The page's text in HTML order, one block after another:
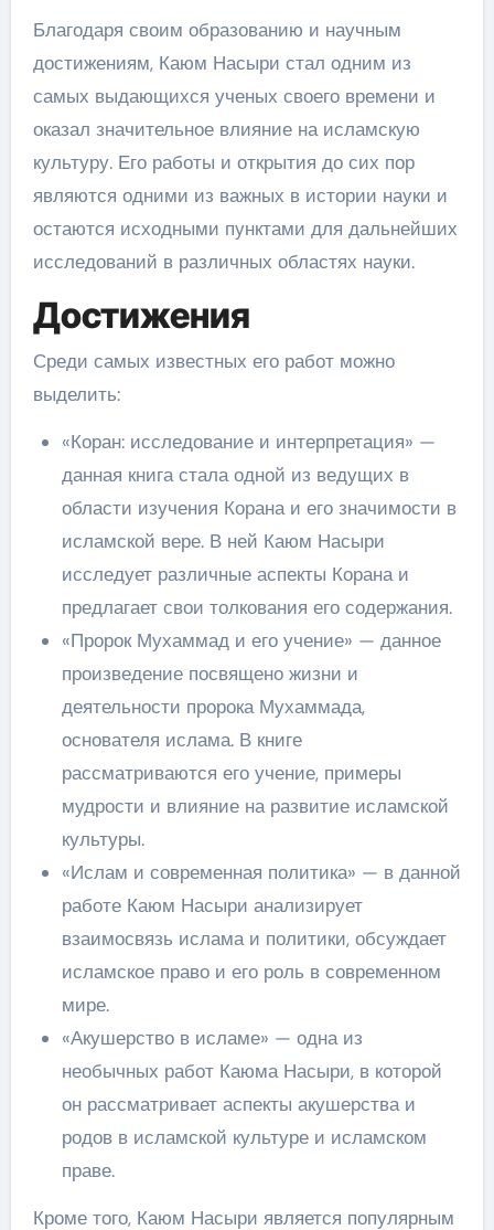
Благодаря своим образованию и научным
достижениям, Каюм Насыри стал одним из
самых выдающихся ученых своего времени и
оказал значительное влияние на исламскую
культуру. Его работы и открытия до сих пор
являются одними из важных в истории науки и
остаются исходными пунктами для дальнейших
исследований в различных областях науки.
Достижения
Среди самых известных его работ можно
выделить:
«Коран: исследование и интерпретация» —
данная книга стала одной из ведущих в
области изучения Корана и его значимости в
исламской вере. В ней Каюм Насыри
исследует различные аспекты Корана и
предлагает свои толкования его содержания.
«Пророк Мухаммад и его учение» — данное
произведение посвящено жизни и
деятельности пророка Мухаммада,
основателя ислама. В книге
рассматриваются его учение, примеры
мудрости и влияние на развитие исламской
культуры.
«Ислам и современная политика» — в данной
работе Каюм Насыри анализирует
взаимосвязь ислама и политики, обсуждает
исламское право и его роль в современном
мире.
«Акушерство в исламе» — одна из
необычных работ Каюма Насыри, в которой
он рассматривает аспекты акушерства и
родов в исламской культуре и исламском
праве.
Кроме того, Каюм Насыри является популярным